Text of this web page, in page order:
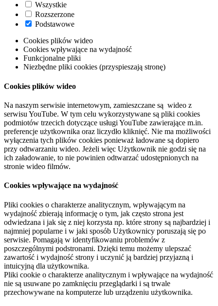
Wszystkie
Rozszerzone
Podstawowe
Cookies plików wideo
Cookies wpływające na wydajność
Funkcjonalne pliki
Niezbędne pliki cookies (przyspieszają stronę)
Cookies plików wideo
Na naszym serwisie internetowym, zamieszczane są wideo z
serwisu YouTube. W tym celu wykorzystywane są pliki cookies
podmiotów trzecich dotyczące usługi YouTube zawierające m.in.
preferencje użytkownika oraz liczydło kliknięć. Nie ma możliwości
wyłączenia tych plików cookies ponieważ ładowane są dopiero
przy odtwarzaniu wideo. Jeżeli więc Użytkownik nie godzi się na
ich załadowanie, to nie powinien odtwarzać udostępnionych na
stronie wideo filmów.
Cookies wpływające na wydajność
Pliki cookies o charakterze analitycznym, wpływającym na
wydajność zbierają informację o tym, jak często strona jest
odwiedzana i jak się z niej korzysta np. które strony są najbardziej i
najmniej popularne i w jaki sposób Użytkownicy poruszają się po
serwisie. Pomagają w identyfikowaniu problemów z
poszczególnymi podstronami. Dzięki temu możemy ulepszać
zawartość i wydajność strony i uczynić ją bardziej przyjazną i
intuicyjną dla użytkownika.
Pliki cookie o charakterze analitycznym i wpływające na wydajność
nie są usuwane po zamknięciu przeglądarki i są trwale
przechowywane na komputerze lub urządzeniu użytkownika.